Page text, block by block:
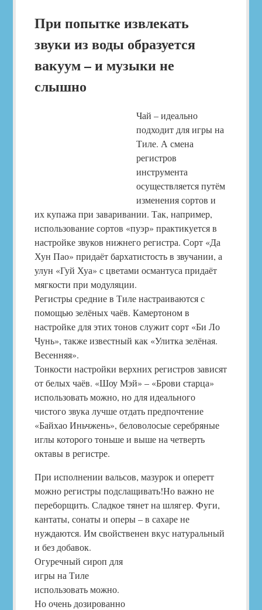
При попытке извлекать
звуки из воды образуется
вакуум – и музыки не
слышно
Чай – идеально
подходит для игры на
Тиле. А смена
регистров
инструмента
осуществляется путём
изменения сортов и
их купажа при заваривании. Так, например,
использование сортов «пуэр» практикуется в
настройке звуков нижнего регистра. Сорт «Да
Хун Пао» придаёт бархатистость в звучании, а
улун «Гуй Хуа» с цветами османтуса придаёт
мягкости при модуляции.
Регистры средние в Тиле настраиваются с
помощью зелёных чаёв. Камертоном в
настройке для этих тонов служит сорт «Би Ло
Чунь», также известный как «Улитка зелёная.
Весенняя».
Тонкости настройки верхних регистров зависят
от белых чаёв. «Шоу Мэй» – «Брови старца»
использовать можно, но для идеального
чистого звука лучше отдать предпочтение
«Байхао Иньчжень», беловолосые серебряные
иглы которого тоньше и выше на четверть
октавы в регистре.
При исполнении вальсов, мазурок и оперетт
можно регистры подслащивать!Но важно не
переборщить. Сладкое тянет на шлягер. Фуги,
кантаты, сонаты и оперы – в сахаре не
нуждаются. Им свойственен вкус натуральный
и без добавок.
Огуречный сироп для
игры на Тиле
использовать можно.
Но очень дозированно